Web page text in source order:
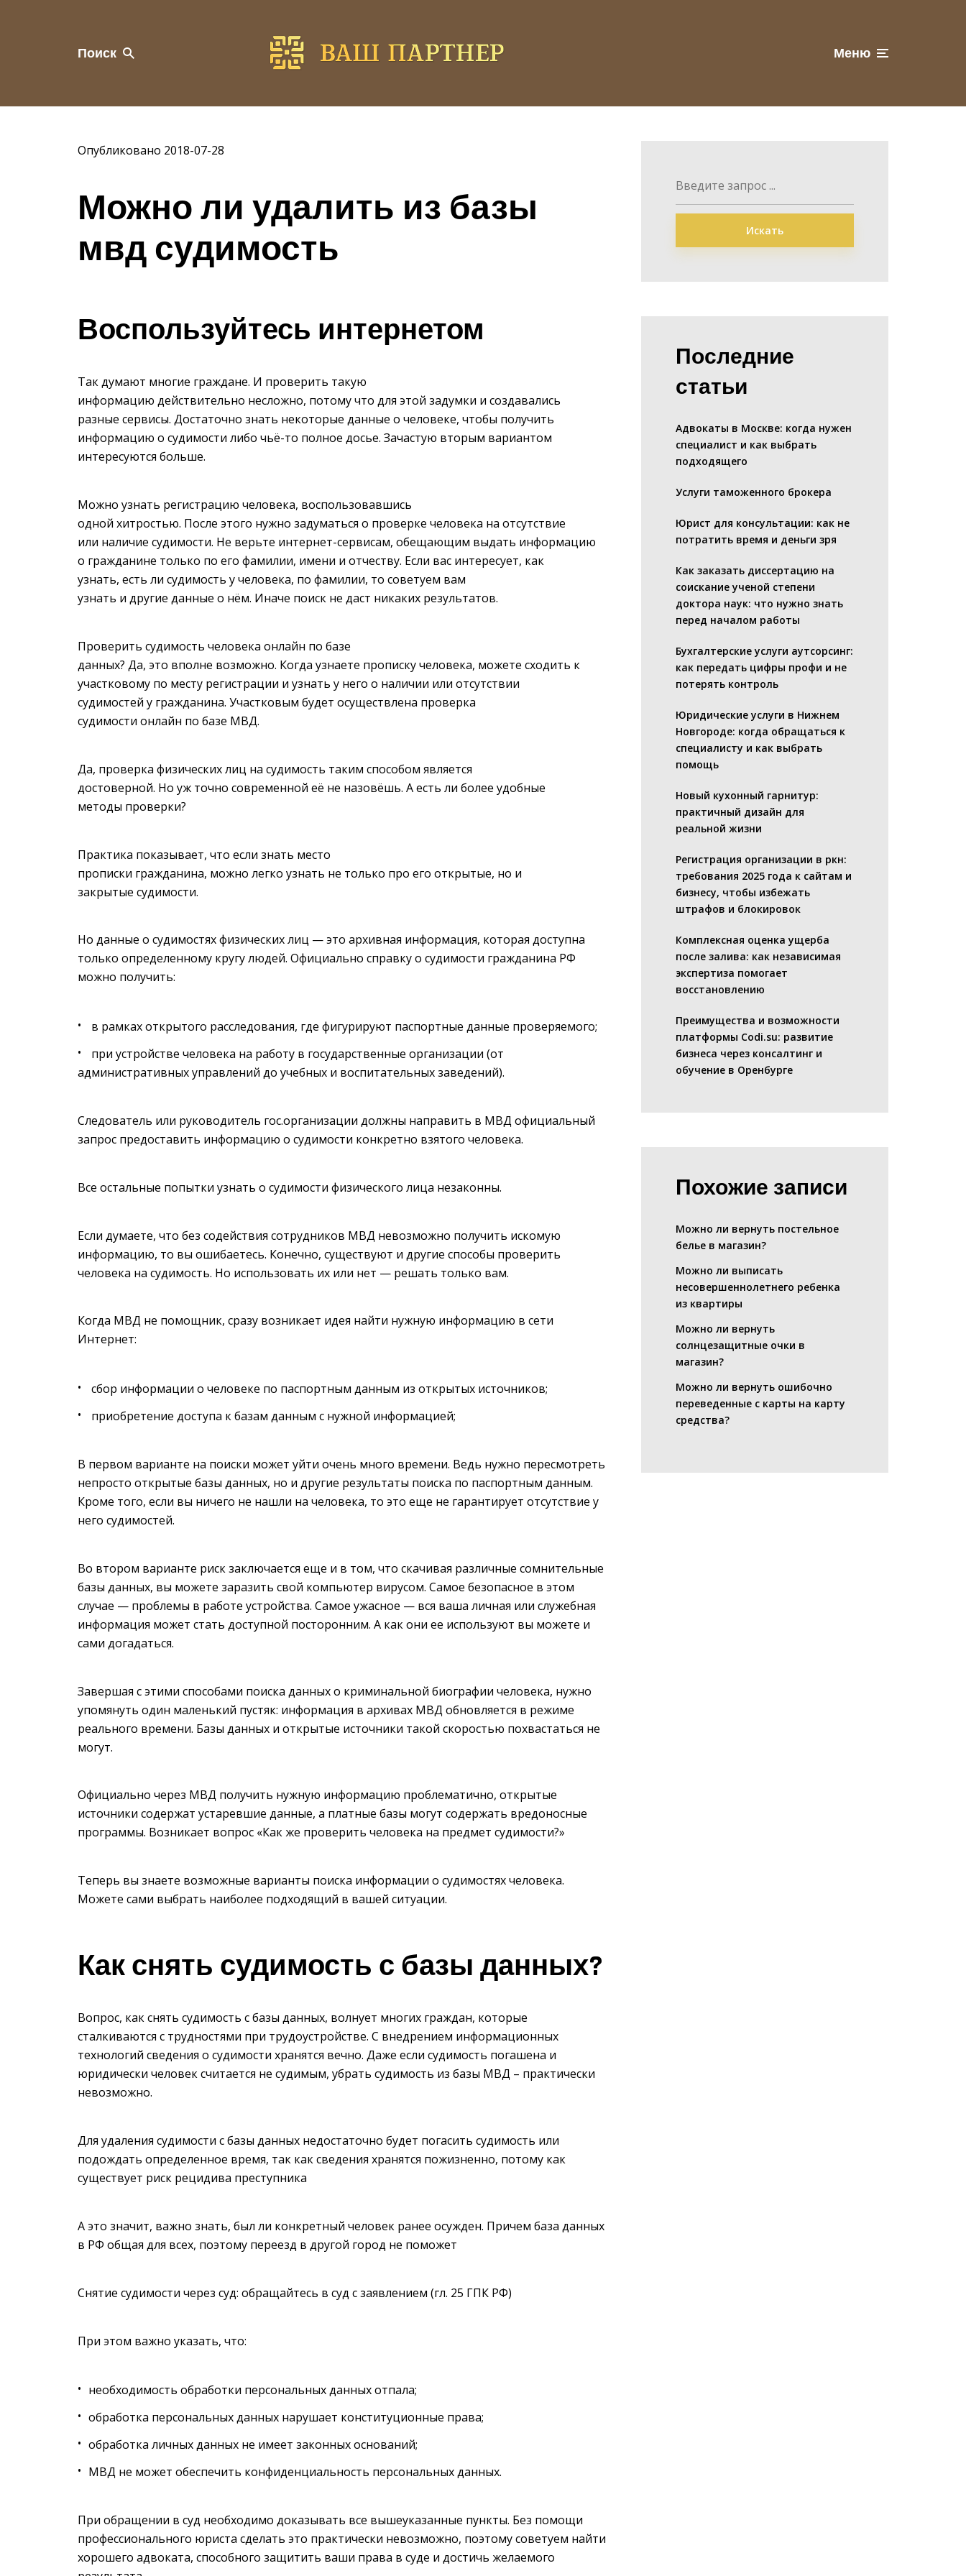
Поиск Меню
Опубликовано 2018-07-28
Можно ли удалить из базы
мвд судимость
Воспользуйтесь интернетом
Так думают многие граждане. И проверить такую
информацию действительно несложно, потому что для этой задумки и создавались
разные сервисы. Достаточно знать некоторые данные о человеке, чтобы получить
информацию о судимости либо чьё-то полное досье. Зачастую вторым вариантом
интересуются больше.
Можно узнать регистрацию человека, воспользовавшись
одной хитростью. После этого нужно задуматься о проверке человека на отсутствие
или наличие судимости. Не верьте интернет-сервисам, обещающим выдать информацию
о гражданине только по его фамилии, имени и отчеству. Если вас интересует, как
узнать, есть ли судимость у человека, по фамилии, то советуем вам
узнать и другие данные о нём. Иначе поиск не даст никаких результатов.
Проверить судимость человека онлайн по базе
данных? Да, это вполне возможно. Когда узнаете прописку человека, можете сходить к
участковому по месту регистрации и узнать у него о наличии или отсутствии
судимостей у гражданина. Участковым будет осуществлена проверка
судимости онлайн по базе МВД.
Да, проверка физических лиц на судимость таким способом является
достоверной. Но уж точно современной её не назовёшь. А есть ли более удобные
методы проверки?
Практика показывает, что если знать место
прописки гражданина, можно легко узнать не только про его открытые, но и
закрытые судимости.
Но данные о судимостях физических лиц — это архивная информация, которая доступна
только определенному кругу людей. Официально справку о судимости гражданина РФ
можно получить:
в рамках открытого расследования, где фигурируют паспортные данные проверяемого;
при устройстве человека на работу в государственные организации (от
административных управлений до учебных и воспитательных заведений).
Следователь или руководитель гос.организации должны направить в МВД официальный
запрос предоставить информацию о судимости конкретно взятого человека.
Все остальные попытки узнать о судимости физического лица незаконны.
Если думаете, что без содействия сотрудников МВД невозможно получить искомую
информацию, то вы ошибаетесь. Конечно, существуют и другие способы проверить
человека на судимость. Но использовать их или нет — решать только вам.
Когда МВД не помощник, сразу возникает идея найти нужную информацию в сети
Интернет:
сбор информации о человеке по паспортным данным из открытых источников;
приобретение доступа к базам данным с нужной информацией;
В первом варианте на поиски может уйти очень много времени. Ведь нужно пересмотреть
непросто открытые базы данных, но и другие результаты поиска по паспортным данным.
Кроме того, если вы ничего не нашли на человека, то это еще не гарантирует отсутствие у
него судимостей.
Во втором варианте риск заключается еще и в том, что скачивая различные сомнительные
базы данных, вы можете заразить свой компьютер вирусом. Самое безопасное в этом
случае — проблемы в работе устройства. Самое ужасное — вся ваша личная или служебная
информация может стать доступной посторонним. А как они ее используют вы можете и
сами догадаться.
Завершая с этими способами поиска данных о криминальной биографии человека, нужно
упомянуть один маленький пустяк: информация в архивах МВД обновляется в режиме
реального времени. Базы данных и открытые источники такой скоростью похвастаться не
могут.
Официально через МВД получить нужную информацию проблематично, открытые
источники содержат устаревшие данные, а платные базы могут содержать вредоносные
программы. Возникает вопрос «Как же проверить человека на предмет судимости?»
Теперь вы знаете возможные варианты поиска информации о судимостях человека.
Можете сами выбрать наиболее подходящий в вашей ситуации.
Как снять судимость с базы данных?
Вопрос, как снять судимость с базы данных, волнует многих граждан, которые
сталкиваются с трудностями при трудоустройстве. С внедрением информационных
технологий сведения о судимости хранятся вечно. Даже если судимость погашена и
юридически человек считается не судимым, убрать судимость из базы МВД – практически
невозможно.
Для удаления судимости с базы данных недостаточно будет погасить судимость или
подождать определенное время, так как сведения хранятся пожизненно, потому как
существует риск рецидива преступника
А это значит, важно знать, был ли конкретный человек ранее осужден. Причем база данных
в РФ общая для всех, поэтому переезд в другой город не поможет
Снятие судимости через суд: обращайтесь в суд с заявлением (гл. 25 ГПК РФ)
При этом важно указать, что:
необходимость обработки персональных данных отпала;
обработка персональных данных нарушает конституционные права;
обработка личных данных не имеет законных оснований;
МВД не может обеспечить конфиденциальность персональных данных.
При обращении в суд необходимо доказывать все вышеуказанные пункты. Без помощи
профессионального юриста сделать это практически невозможно, поэтому советуем найти
хорошего адвоката, способного защитить ваши права в суде и достичь желаемого
Искать
Последние
статьи
Адвокаты в Москве: когда нужен
специалист и как выбрать
подходящего
Услуги таможенного брокера
Юрист для консультации: как не
потратить время и деньги зря
Как заказать диссертацию на
соискание ученой степени
доктора наук: что нужно знать
перед началом работы
Бухгалтерские услуги аутсорсинг:
как передать цифры профи и не
потерять контроль
Юридические услуги в Нижнем
Новгороде: когда обращаться к
специалисту и как выбрать
помощь
Новый кухонный гарнитур:
практичный дизайн для
реальной жизни
Регистрация организации в ркн:
требования 2025 года к сайтам и
бизнесу, чтобы избежать
штрафов и блокировок
Комплексная оценка ущерба
после залива: как независимая
экспертиза помогает
восстановлению
Преимущества и возможности
платформы Codi.su: развитие
бизнеса через консалтинг и
обучение в Оренбурге
Похожие записи
Можно ли вернуть постельное
белье в магазин?
Можно ли выписать
несовершеннолетнего ребенка
из квартиры
Можно ли вернуть
солнцезащитные очки в
магазин?
Можно ли вернуть ошибочно
переведенные с карты на карту
средства?